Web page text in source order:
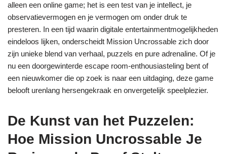
alleen een online game; het is een test van je intellect, je
observatievermogen en je vermogen om onder druk te
presteren. In een tijd waarin digitale entertainmentmogelijkheden
eindeloos lijken, onderscheidt Mission Uncrossable zich door
zijn unieke blend van verhaal, puzzels en pure adrenaline. Of je
nu een doorgewinterde escape room-enthousiasteling bent of
een nieuwkomer die op zoek is naar een uitdaging, deze game
belooft urenlang hersengekraak en onvergetelijk speelplezier.
De Kunst van het Puzzelen:
Hoe Mission Uncrossable Je